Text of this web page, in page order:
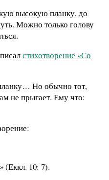
высокую планку, до
Можно только голову
стихотворение «Со
Но обычно тот,
не прыгает. Ему что:
(Еккл. 10: 7).